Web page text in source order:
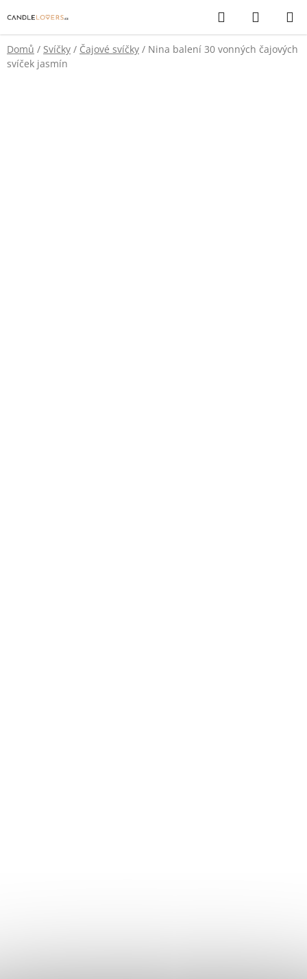
na
obsah
Hledat
KOŠÍK
Domů / Svíčky / Čajové svíčky / Nina balení 30 vonných čajových
svíček jasmín